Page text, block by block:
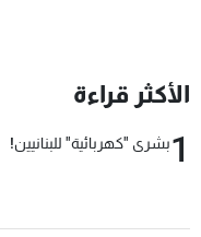
الأكثر قراءة
1بشرى "كهربائية" للبنانيين!